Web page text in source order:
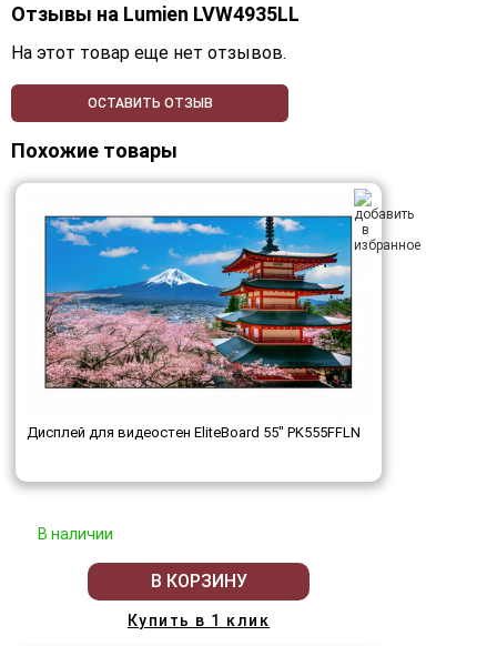
Отзывы на Lumien LVW4935LL
На этот товар еще нет отзывов.
ОСТАВИТЬ ОТЗЫВ
Похожие товары
Дисплей для видеостен EliteBoard 55" PK555FFLN
В наличии
В КОРЗИНУ
Купить в 1 клик